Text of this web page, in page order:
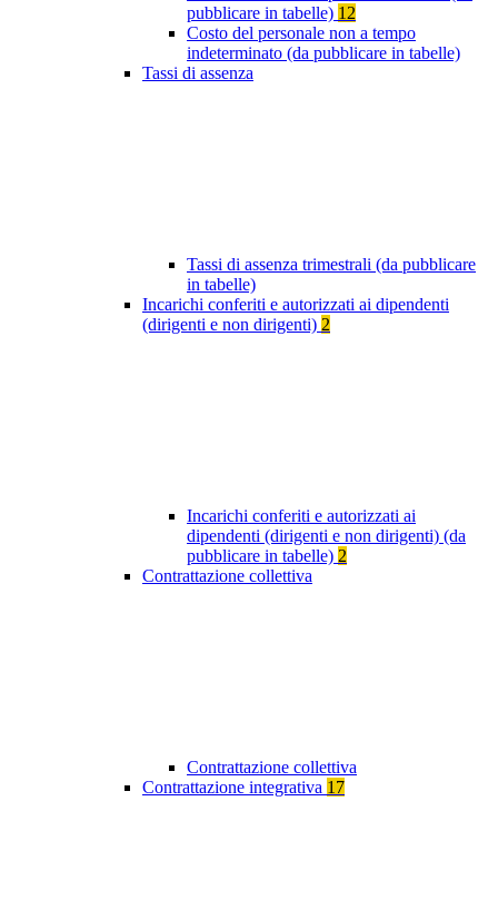
pubblicare in tabelle) 12
Costo del personale non a tempo
indeterminato (da pubblicare in tabelle)
Tassi di assenza
Tassi di assenza trimestrali (da pubblicare
in tabelle)
Incarichi conferiti e autorizzati ai dipendenti
(dirigenti e non dirigenti) 2
Incarichi conferiti e autorizzati ai
dipendenti (dirigenti e non dirigenti) (da
pubblicare in tabelle) 2
Contrattazione collettiva
Contrattazione collettiva
Contrattazione integrativa 17